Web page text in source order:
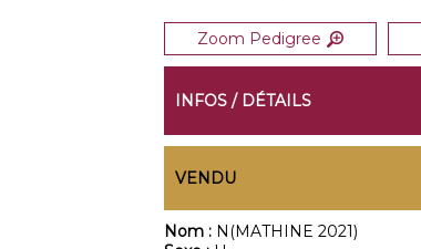
Zoom Pedigree
INFOS / DÉTAILS
VENDU
Nom : N(MATHINE 2021)